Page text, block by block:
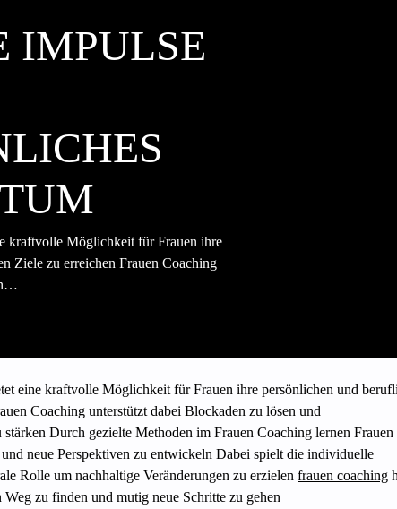
IMPULSE
kraftvolle Möglichkeit für Frauen ihre
Ziele zu erreichen Frauen Coaching
eine kraftvolle Möglichkeit für Frauen ihre persönlichen und
Coaching unterstützt dabei Blockaden zu lösen und
stärken Durch gezielte Methoden im Frauen Coaching lernen Frauen
neue Perspektiven zu entwickeln Dabei spielt die individuelle
Rolle um nachhaltige Veränderungen zu erzielen frauen coaching
Weg zu finden und mutig neue Schritte zu gehen